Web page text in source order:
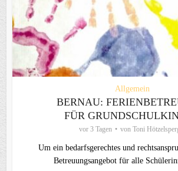
Allgemein
BERNAU:
FÜR
vor 3 Tagen von Toni
Um ein bedarfsgerechtes und
Betreuungsangebot für alle